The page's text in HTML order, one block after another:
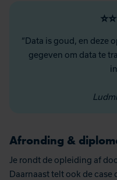
“Data is goud, en deze
gegeven om data te
Afronding &
Je rondt de opleiding af
Daarnaast telt ook de case